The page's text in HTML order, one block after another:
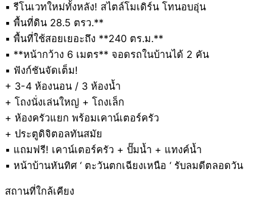
▪️ รีโนเวทใหม่ทั้งหลัง! สไตล์โมเดิร์น โทนอบอุ่น
▪️ พื้นที่ดิน 28.5 ตรว.**
▪️ พื้นที่ใช้สอยเยอะถึง **240 ตร.ม.**
▪️ **หน้ากว้าง 6 เมตร** จอดรถในบ้านได้ 2 คัน
▪️ ฟังก์ชันจัดเต็ม!
+ 3-4 ห้องนอน / 3 ห้องน้ำ
+ โถงนั่งเล่นใหญ่ + โถงเล็ก
+ ห้องครัวแยก พร้อมเคาน์เตอร์ครัว
+ ประตูดิจิตอลทันสมัย
▪️ แถมฟรี! เคาน์เตอร์ครัว + ปั๊มน้ำ + แทงค์น้ำ
▪️ หน้าบ้านหันทิศ ‘ ตะวันตกเฉียงเหนือ ‘ รับลมดีตลอดวัน
สถานที่ใกล้เคียง